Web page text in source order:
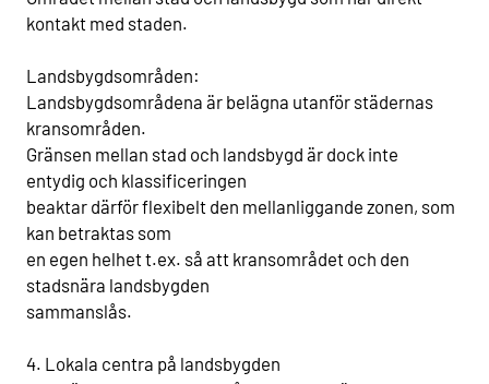
kontakt med staden.
Landsbygdsområden:
Landsbygdsområdena är belägna utanför städernas
kransområden.
Gränsen mellan stad och landsbygd är dock inte
entydig och klassificeringen
beaktar därför flexibelt den mellanliggande zonen, som
kan betraktas som
en egen helhet t.ex. så att kransområdet och den
stadsnära landsbygden
sammanslås.
4. Lokala centra på landsbygden